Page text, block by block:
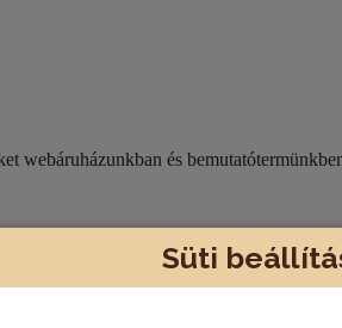
Süti
webáruházunkban és